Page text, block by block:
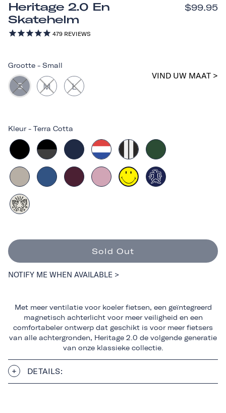
Heritage 2.0 En
Skatehelm
479 REVIEWS
$99.95
Kleur - Terra Cotta
Grootte - Small
S M L
VIND UW MAAT >
Sold Out
NOTIFY ME WHEN AVAILABLE >
Met meer ventilatie voor koeler fietsen, een geïntegreerd
magnetisch achterlicht voor meer veiligheid en een
comfortabeler ontwerp dat geschikt is voor meer fietsers
van alle achtergronden, Heritage 2.0 de volgende generatie
van onze klassieke collectie.
DETAILS: